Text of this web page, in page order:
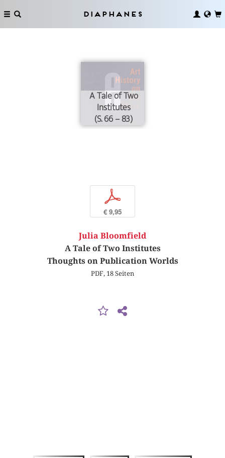
Diaphanes
A Tale of Two
Institutes
(S. 66 – 83)
p
€ 9,95
Julia Bloomfield
A Tale of Two Institutes
Thoughts on Publication Worlds
PDF, 18 Seiten